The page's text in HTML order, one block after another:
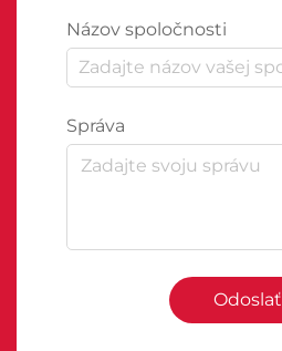
Názov spoločnosti
Správa
Odoslať